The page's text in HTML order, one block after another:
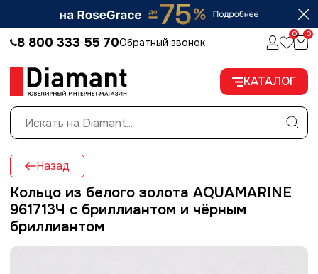

8 800 333 55 70Обратный звонок
0 0
КАТАЛОГ
Назад
Кольцо из белого золота AQUAMARINE
961713Ч с бриллиантом и чёрным
бриллиантом